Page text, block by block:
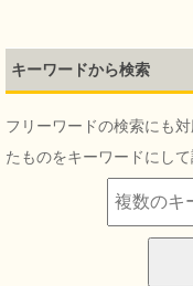
キーワードから検索
フリーワードの検索にも
たものをキーワードにして